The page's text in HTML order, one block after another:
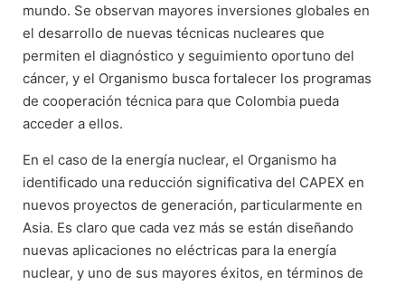
mundo. Se observan mayores inversiones globales en
el desarrollo de nuevas técnicas nucleares que
permiten el diagnóstico y seguimiento oportuno del
cáncer, y el Organismo busca fortalecer los programas
de cooperación técnica para que Colombia pueda
acceder a ellos.
En el caso de la energía nuclear, el Organismo ha
identificado una reducción significativa del CAPEX en
nuevos proyectos de generación, particularmente en
Asia. Es claro que cada vez más se están diseñando
nuevas aplicaciones no eléctricas para la energía
nuclear, y uno de sus mayores éxitos, en términos de